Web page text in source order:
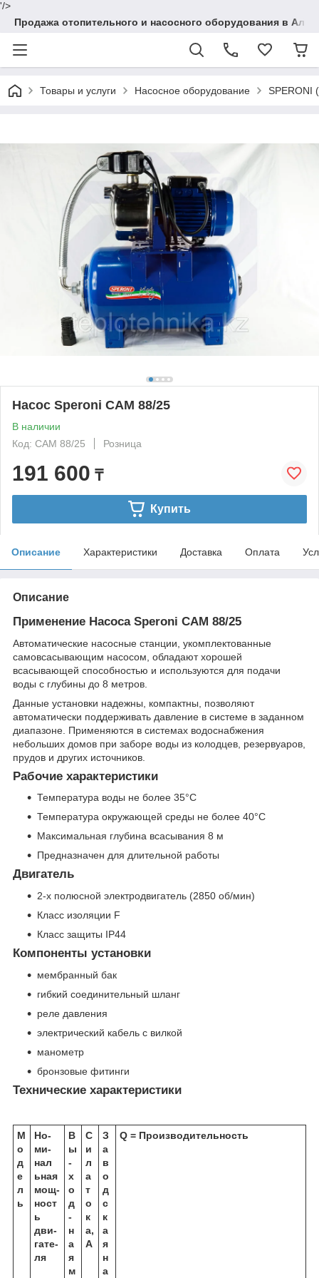
'/>
Продажа отопительного и насосного оборудования в
Товары и услуги Насосное оборудование SPERONI
Насос Speroni CAM 88/25
В наличии
Код: CAM 88/25
Розница
191 600 ₸
Купить
Описание Характеристики Доставка Оплата
Описание
Применение Насоса Speroni CAM 88/25
Автоматические насосные станции, укомплектованные
самовсасывающим насосом, обладают хорошей
всасывающей способностью и используются для подачи
воды с глубины до 8 метров.
Данные установки надежны, компактны, позволяют
автоматически поддерживать давление в системе в заданном
диапазоне. Применяются в системах водоснабжения
небольших домов при заборе воды из колодцев, резервуаров,
прудов и других источников.
Рабочие характеристики
Температура воды не более 35°С
Температура окружающей среды не более 40°С
Максимальная глубина всасывания 8 м
Предназначен для длительной работы
Двигатель
2-х полюсной электродвигатель (2850 об/мин)
Класс изоляции F
Класс защиты IP44
Компоненты установки
мембранный бак
гибкий соединительный шланг
реле давления
электрический кабель с вилкой
манометр
бронзовые фитинги
Технические характеристики
М
о
д
е
л
ь
Но­
ми­
нал
ь­ная
мощ­
ност
ь
дви­
га­те­
ля
В
ы
­
х
о
д
­
н
а
я
м
С
и
л
а
т
о
к
а,
A
З
а
в
о
д­
с
к
а
я
н
а
Q = Производительность